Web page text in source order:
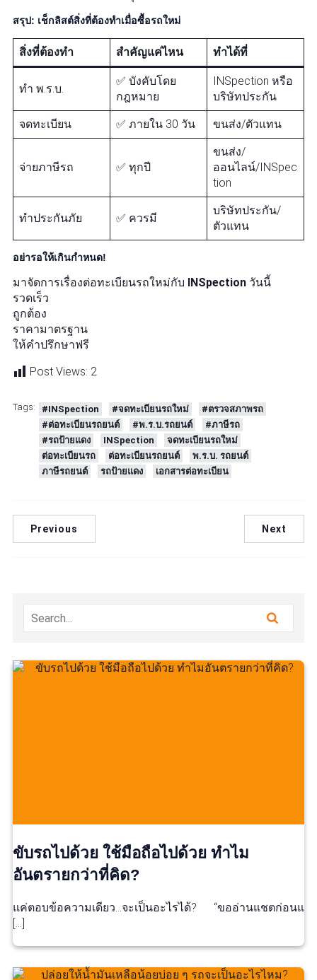
สรุป: เช็กลิสต์สิ่งที่ต้องทำเมื่อซื้อรถใหม่
สิ่งที่ต้องทำ สำคัญแค่ไหน ทำได้ที่
ทำ พ.ร.บ.
✅ บังคับโดย
กฎหมาย
INSpection หรือ
บริษัทประกัน
จดทะเบียน ✅ ภายใน 30 วัน ขนส่ง/ตัวแทน
จ่ายภาษีรถ ✅ ทุกปี
ขนส่ง/
ออนไลน์/INSpec
tion
ทำประกันภัย ✅ ควรมี
บริษัทประกัน/
ตัวแทน
อย่ารอให้เกินกำหนด!
มาจัดการเรื่องต่อทะเบียนรถใหม่กับ INSpection วันนี้
รวดเร็ว
ถูกต้อง
ราคามาตรฐาน
ให้คำปรึกษาฟรี
Post Views: 2
Tags: #INSpection #จดทะเบียนรถใหม่
#ตรวจสภาพรถ
#ต่อทะเบียนรถยนต์
#พ.ร.บ.รถยนต์
#ภาษีรถ
#รถป้ายแดง
INSpection
จดทะเบียนรถใหม่
ต่อทะเบียนรถ
ต่อทะเบียนรถยนต์
พ.ร.บ. รถยนต์
ภาษีรถยนต์
รถป้ายแดง เอกสารต่อทะเบียน
Previous Next
ขับรถไปด้วย ใช้มือถือไปด้วย ทำไม
อันตรายกว่าที่คิด?
แค่ตอบข้อความเดียว…จะเป็นอะไรได้? “ขออ่านแชตก่อนแ
[…]